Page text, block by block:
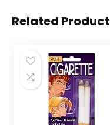
Related